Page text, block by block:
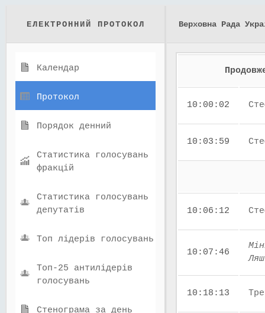
ЕЛЕКТРОННИЙ ПРОТОКОЛ
Календар
Протокол
Порядок денний
Статистика голосувань
фракцій
Статистика голосувань
депутатів
Топ лідерів голосувань
Топ-25 антилідерів
голосувань
Стенограма за день
Верховна Рада
10:00:02
10:03:59
10:06:12
10:07:46
10:18:13